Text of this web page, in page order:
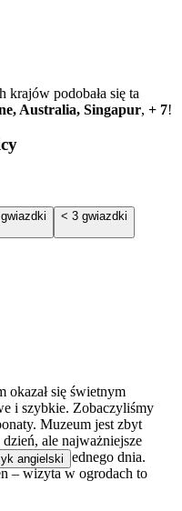
krajów podobała się ta
Australia, Singapur, + 7!
< 3 gwiazdki
okazał się świetnym
i szybkie. Zobaczyliśmy
Muzeum jest zbyt
ale najważniejsze
w ciągu jednego dnia.
– wizyta w ogrodach to
angielski